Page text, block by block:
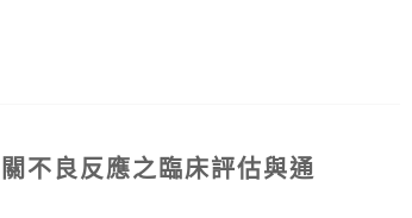
不良反應之臨床評估與通